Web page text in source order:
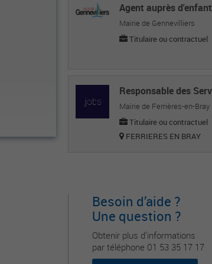
Agent auprès
Mairie de Gennevilliers
Titulaire ou contractuel
Responsable des
Mairie de Ferrières-en-Bray
Titulaire ou contractuel
FERRIERES EN BRAY
Besoin d’aide ?
Une question ?
Obtenir plus d’informations
par téléphone 01 53 35 17 17